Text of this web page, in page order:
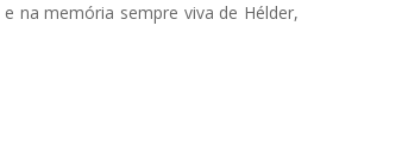
na memória sempre viva de Hélder,